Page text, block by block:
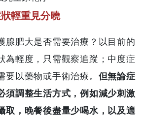
輕重見分曉
腺肥大是否需要治療？以目前的
為輕度，只需觀察追蹤；中度症
要以藥物或手術治療。 但無論症
須調整生活方式，例如減少刺激
取，晚餐後盡量少喝水，以及適